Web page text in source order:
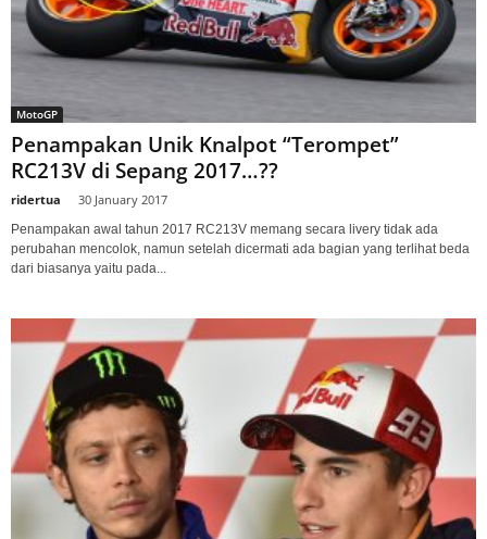
MotoGP
Penampakan Unik Knalpot “Terompet”
RC213V di Sepang 2017…??
ridertua 30 January 2017
Penampakan awal tahun 2017 RC213V memang secara livery tidak ada
perubahan mencolok, namun setelah dicermati ada bagian yang terlihat beda
dari biasanya yaitu pada...